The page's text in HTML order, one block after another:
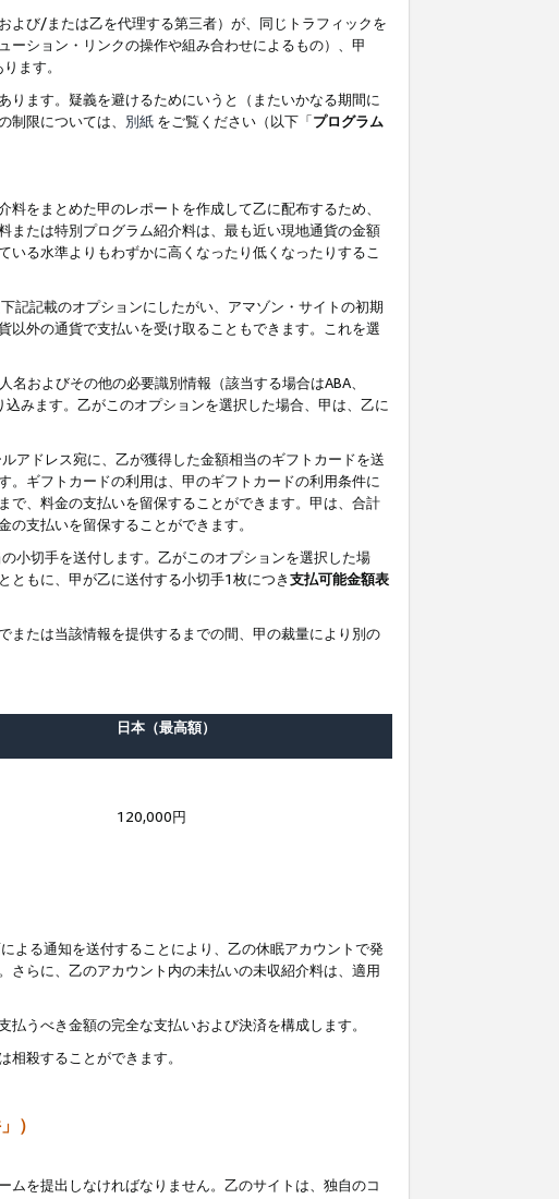
よび/または乙を代理する第三者）が、同じトラフィックを
ション・リンクの操作や組み合わせによるもの）、甲
ます。
ます。疑義を避けるためにいうと（またいかなる期間に
限については、 別紙 をご覧ください（以下「プログラム
をまとめた甲のレポートを作成して乙に配布するため、
または特別プログラム紹介料は、最も近い現地通貨の金額
いる水準よりもわずかに高くなったり低くなったりするこ
記記載のオプションにしたがい、アマゾン・サイトの初期
外の通貨で支払いを受け取ることもできます。これを選
およびその他の必要識別情報（該当する場合はABA、
みます。乙がこのオプションを選択した場合、甲は、乙に
アドレス宛に、乙が獲得した金額相当のギフトカードを送
ギフトカードの利用は、甲のギフトカードの利用条件に
で、料金の支払いを留保することができます。甲は、合計
支払いを留保することができます。
小切手を送付します。乙がこのオプションを選択した場
ともに、甲が乙に送付する小切手1枚につき支払可能金額表
または当該情報を提供するまでの間、甲の裁量により別の
日本（最高額）
120,000円
よる通知を送付することにより、乙の休眠アカウントで発
さらに、乙のアカウント内の未払いの未収紹介料は、適用
うべき金額の完全な支払いおよび決済を構成します。
殺することができます。
）
を提出しなければなりません。乙のサイトは、独自のコ